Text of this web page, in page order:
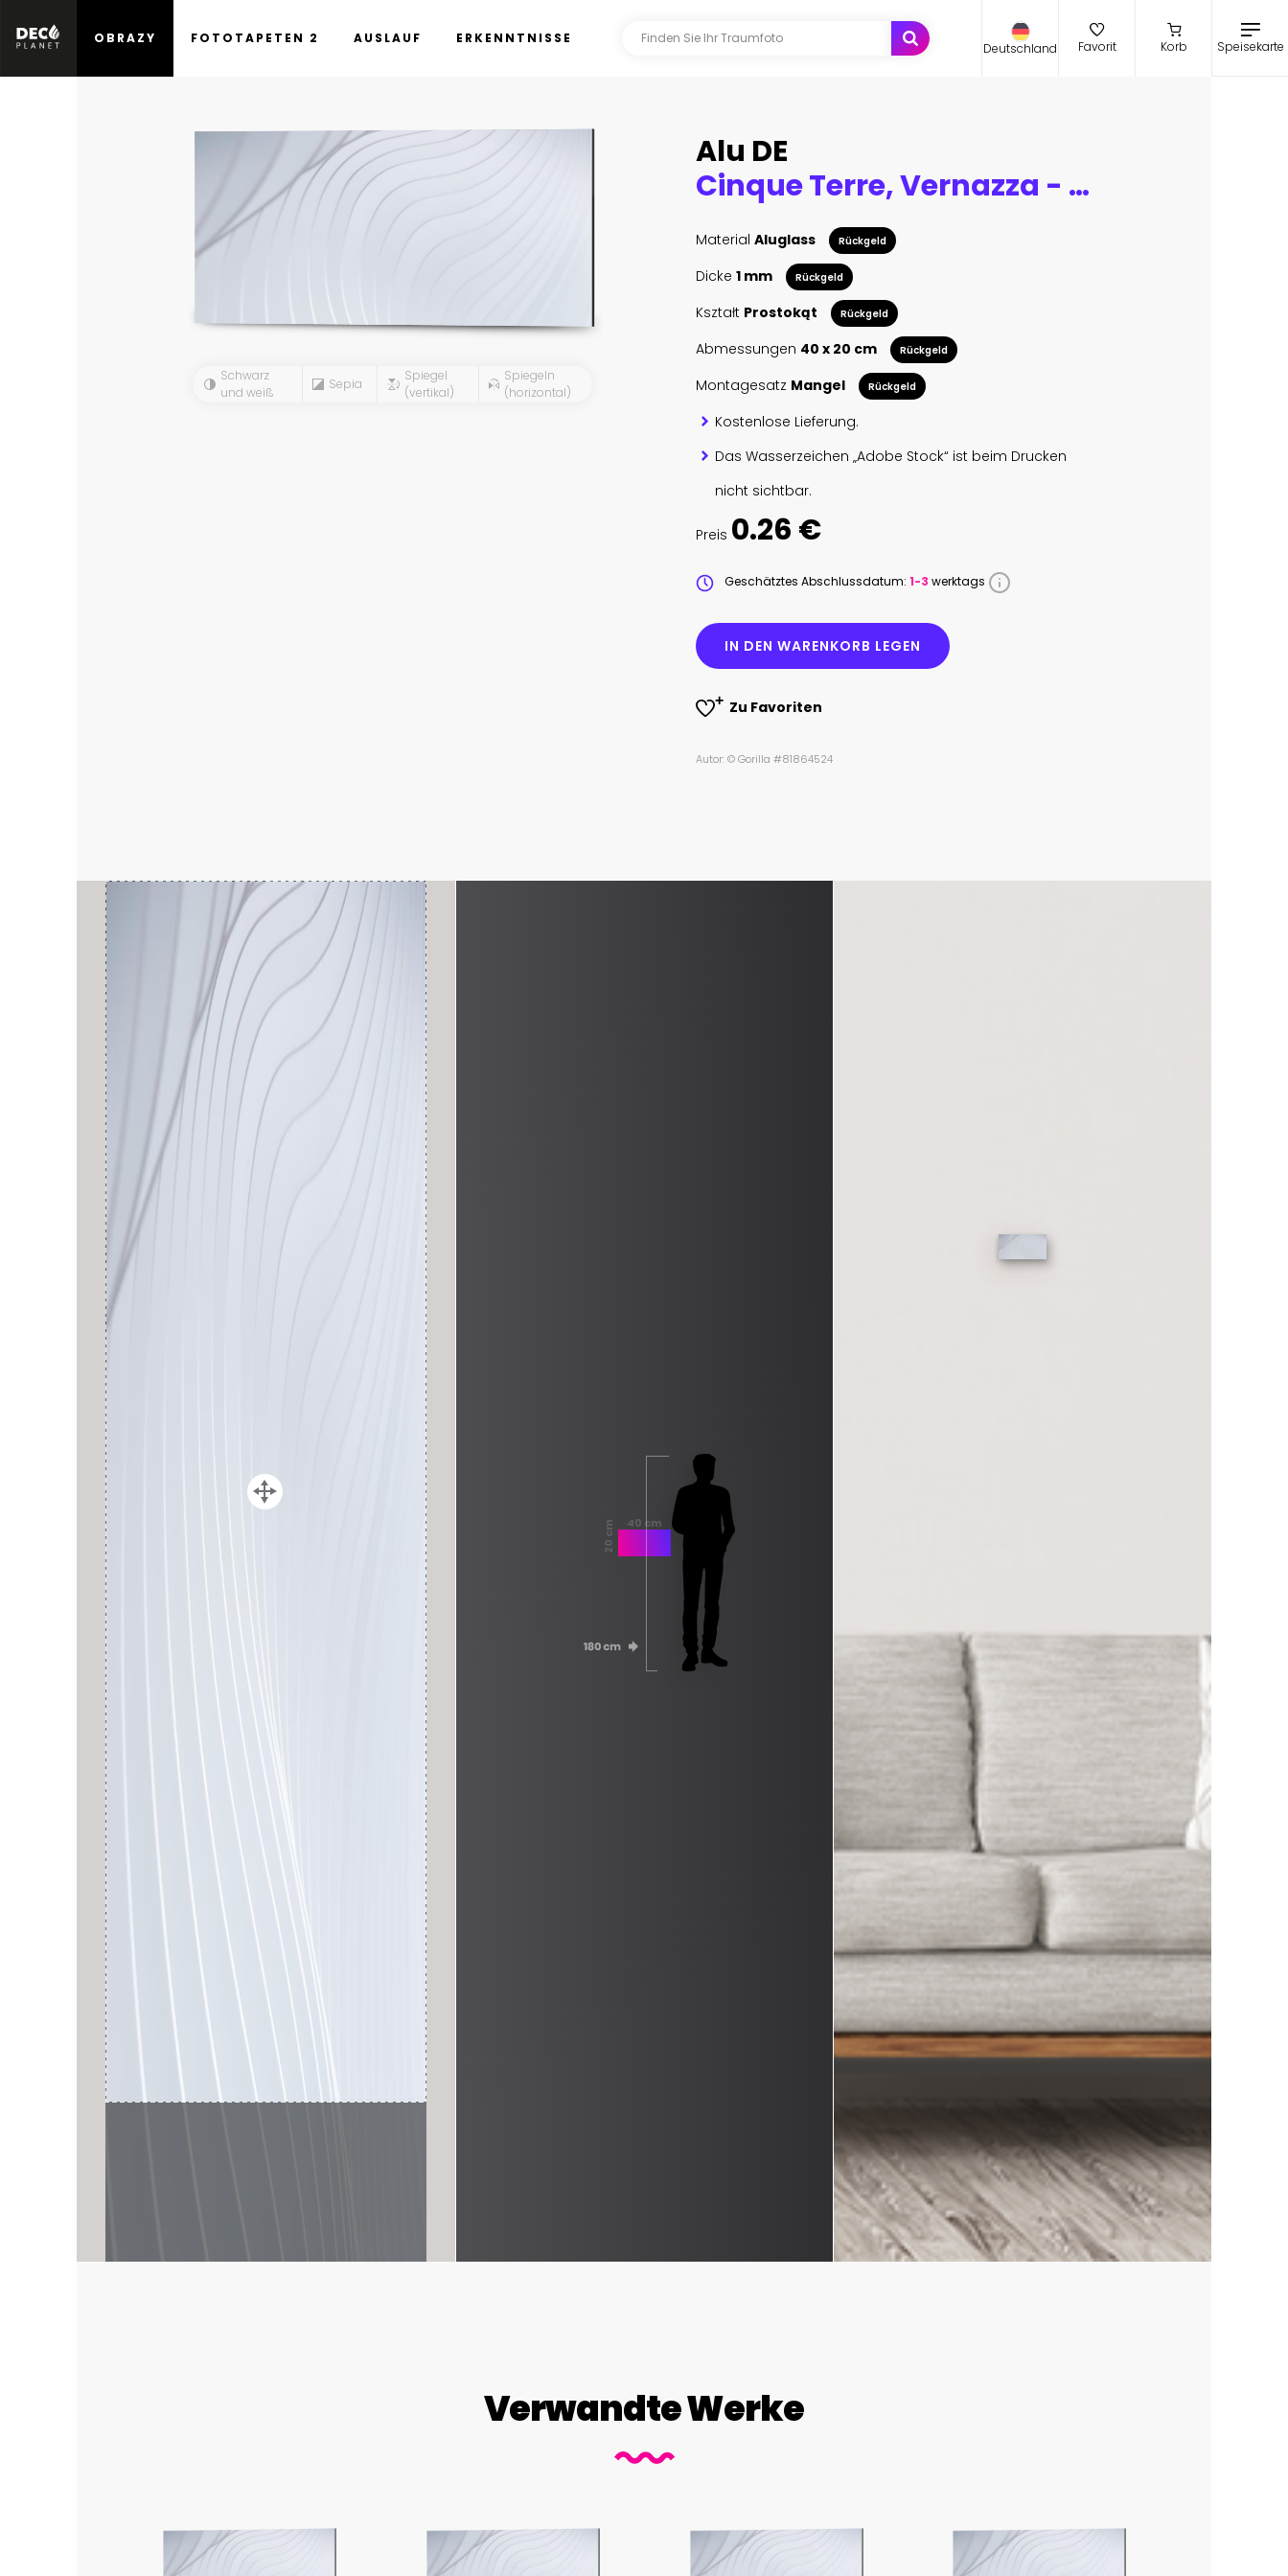
OBRAZY FOTOTAPETEN 2 AUSLAUF ERKENNTNISSE
Deutschland Favorit Korb Speisekarte
Schwarz
und weiß
Sepia
Spiegel
(vertikal)
Spiegeln
(horizontal)
Alu DE
Cinque Terre, Vernazza - Italy
Material Aluglass Rückgeld
Dicke 1 mm Rückgeld
Kształt Prostokąt Rückgeld
Abmessungen 40 x 20 cm Rückgeld
Montagesatz Mangel Rückgeld
Kostenlose Lieferung.
Das Wasserzeichen „Adobe Stock“ ist beim Drucken
nicht sichtbar.
Preis 0.26 €
Geschätztes Abschlussdatum: 1-3 werktags
IN DEN WARENKORB LEGEN
Zu Favoriten
Autor: © Gorilla #81864524
40 cm
20 cm
Verwandte Werke